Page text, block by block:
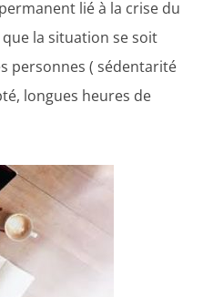
lié à la crise du
la situation se soit
personnes ( sédentarité
longues heures de